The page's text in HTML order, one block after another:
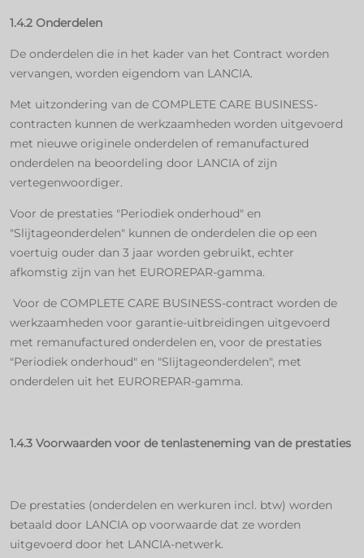
1.4.2 Onderdelen
De onderdelen die in het kader van het Contract worden
vervangen, worden eigendom van LANCIA.
Met uitzondering van de COMPLETE CARE BUSINESS-
contracten kunnen de werkzaamheden worden uitgevoerd
met nieuwe originele onderdelen of remanufactured
onderdelen na beoordeling door LANCIA of zijn
vertegenwoordiger.
Voor de prestaties "Periodiek onderhoud" en
"Slijtageonderdelen" kunnen de onderdelen die op een
voertuig ouder dan 3 jaar worden gebruikt, echter
afkomstig zijn van het EUROREPAR-gamma.
Voor de COMPLETE CARE BUSINESS-contract worden de
werkzaamheden voor garantie-uitbreidingen uitgevoerd
met remanufactured onderdelen en, voor de prestaties
"Periodiek onderhoud" en "Slijtageonderdelen", met
onderdelen uit het EUROREPAR-gamma.
1.4.3 Voorwaarden voor de tenlasteneming van de prestaties
De prestaties (onderdelen en werkuren incl. btw) worden
betaald door LANCIA op voorwaarde dat ze worden
uitgevoerd door het LANCIA-netwerk.